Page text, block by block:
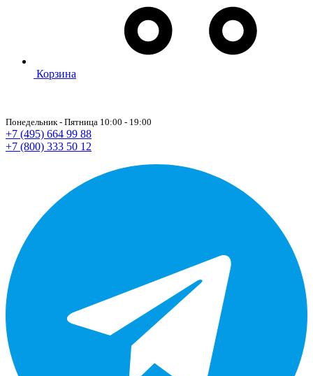
Корзина
Понедельник - Пятница 10:00 - 19:00
+7 (495) 664 99 88
+7 (800) 333 50 12